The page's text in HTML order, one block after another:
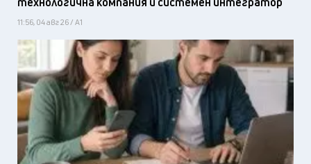
11:56, 04 авг 26 / А1